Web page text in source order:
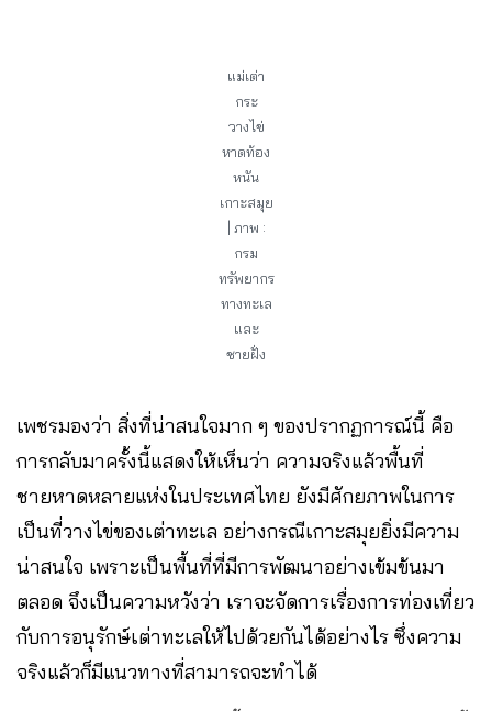
แม่เต่า
กระ
วางไข่
หาดท้อง
หนัน
เกาะสมุย
| ภาพ :
กรม
ทรัพยากร
ทางทะเล
และ
ชายฝั่ง
เพชรมองว่า สิ่งที่น่าสนใจมาก ๆ ของปรากฏการณ์นี้ คือ
การกลับมาครั้งนี้แสดงให้เห็นว่า ความจริงแล้วพื้นที่
ชายหาดหลายแห่งในประเทศไทย ยังมีศักยภาพในการ
เป็นที่วางไข่ของเต่าทะเล อย่างกรณีเกาะสมุยยิ่งมีความ
น่าสนใจ เพราะเป็นพื้นที่ที่มีการพัฒนาอย่างเข้มข้นมา
ตลอด จึงเป็นความหวังว่า เราจะจัดการเรื่องการท่องเที่ยว
กับการอนุรักษ์เต่าทะเลให้ไปด้วยกันได้อย่างไร ซึ่งความ
จริงแล้วก็มีแนวทางที่สามารถจะทำได้